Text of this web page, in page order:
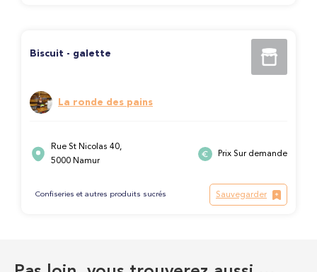
Biscuit - galette
La ronde des pains
Rue St Nicolas 40,
5000 Namur
Prix Sur demande
Confiseries et autres produits sucrés Sauvegarder